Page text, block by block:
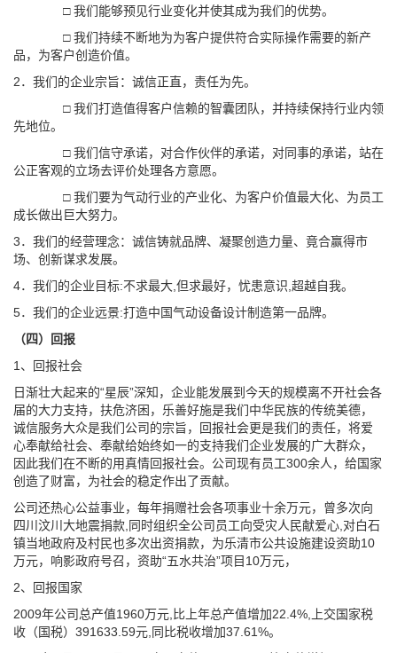
□ 我们能够预见行业变化并使其成为我们的优势。
□ 我们持续不断地为为客户提供符合实际操作需要的新产
品，为客户创造价值。
2．我们的企业宗旨：诚信正直，责任为先。
□ 我们打造值得客户信赖的智囊团队，并持续保持行业内领
先地位。
□ 我们信守承诺，对合作伙伴的承诺，对同事的承诺，站在
公正客观的立场去评价处理各方意愿。
□ 我们要为气动行业的产业化、为客户价值最大化、为员工
成长做出巨大努力。
3．我们的经营理念：诚信铸就品牌、凝聚创造力量、竟合赢得市
场、创新谋求发展。
4．我们的企业目标:不求最大,但求最好，忧患意识,超越自我。
5．我们的企业远景:打造中国气动设备设计制造第一品牌。
（四）回报
1、回报社会
日渐壮大起来的“星辰”深知，企业能发展到今天的规模离不开社会各
届的大力支持，扶危济困，乐善好施是我们中华民族的传统美德，
诚信服务大众是我们公司的宗旨，回报社会更是我们的责任，将爱
心奉献给社会、奉献给始终如一的支持我们企业发展的广大群众，
因此我们在不断的用真情回报社会。公司现有员工300余人，给国家
创造了财富，为社会的稳定作出了贡献。
公司还热心公益事业，每年捐赠社会各项事业十余万元，曾多次向
四川汶川大地震捐款,同时组织全公司员工向受灾人民献爱心,对白石
镇当地政府及村民也多次出资捐款，为乐清市公共设施建设资助10
万元，响影政府号召，资助“五水共治”项目10万元，
2、回报国家
2009年公司总产值1960万元,比上年总产值增加22.4%,上交国家税
收（国税）391633.59元,同比税收增加37.61%。